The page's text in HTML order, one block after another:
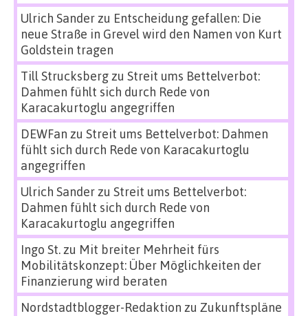
Ulrich Sanderzu Entscheidung gefallen: Die
neue Straße in Grevel wird den Namen von Kurt
Goldstein tragen
Till Strucksbergzu Streit ums Bettelverbot:
Dahmen fühlt sich durch Rede von
Karacakurtoglu angegriffen
DEWFan zu Streit ums Bettelverbot: Dahmen
fühlt sich durch Rede von Karacakurtoglu
angegriffen
Ulrich Sanderzu Streit ums Bettelverbot:
Dahmen fühlt sich durch Rede von
Karacakurtoglu angegriffen
Ingo St.zu Mit breiter Mehrheit fürs
Mobilitätskonzept: Über Möglichkeiten der
Finanzierung wird beraten
Nordstadtblogger-Redaktion zu Zukunftspläne